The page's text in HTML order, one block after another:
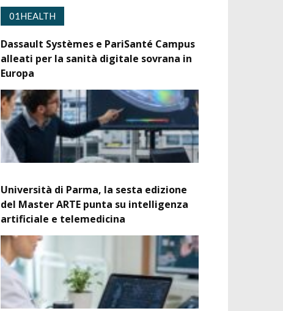
01HEALTH
Dassault Systèmes e PariSanté Campus
alleati per la sanità digitale sovrana in
Europa
Università di Parma, la sesta edizione
del Master ARTE punta su intelligenza
artificiale e telemedicina